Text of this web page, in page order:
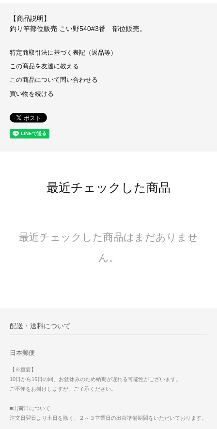
【商品説明】
釣り竿部位販売 こい野540#3番 部位販売。
特定商取引法に基づく表記（返品等）
この商品を友達に教える
この商品について問い合わせる
買い物を続ける
最近チェックした商品
最近チェックした商品はまだありませ
ん。
配送・送料について
日本郵便
【※重要】
10日から16日の間、お盆休みのため納期が遅れる可能性がございます。
ご不便をお掛けしますが、ご了承ください。
■出荷日について
注文日翌日より土日を除く、２～３営業日の出荷準備期間をいただいております。